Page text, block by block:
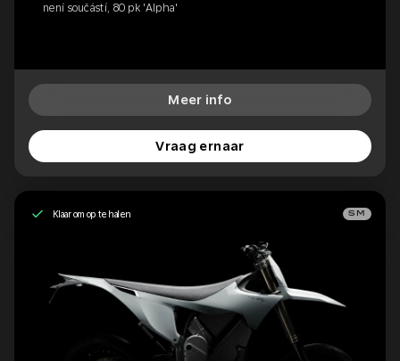
není součástí, 80 pk 'Alpha'
Meer info
Vraag ernaar
Klaar om op te halen SM